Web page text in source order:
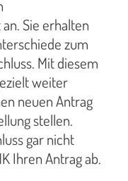
Sie erhalten
zum
Mit diesem
weiter
neuen Antrag
stellen.
gar nicht
Ihren Antrag ab.